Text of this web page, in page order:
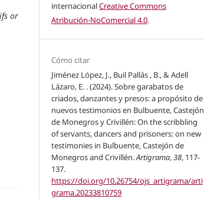
or
internacionalCreative Commons
Atribución-NoComercial 4.0.
Cómo citar
Jiménez López, J., Buil Pallás , B., & Adell
Lázaro, E. . (2024). Sobre garabatos de
criados, danzantes y presos: a propósito de
nuevos testimonios en Bulbuente, Castejón
de Monegros y Crivillén: On the scribbling
of servants, dancers and prisoners: on new
testimonies in Bulbuente, Castejón de
Monegros and Crivillén.Artigrama,38, 117-
137.
https://doi.org/10.26754/ojs_artigrama/arti
grama.20233810759